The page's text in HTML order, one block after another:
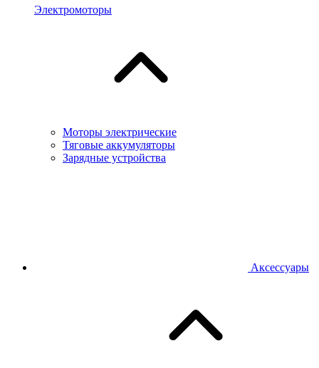
Электромоторы
Моторы электрические
Тяговые аккумуляторы
Зарядные устройства
Аксессуары